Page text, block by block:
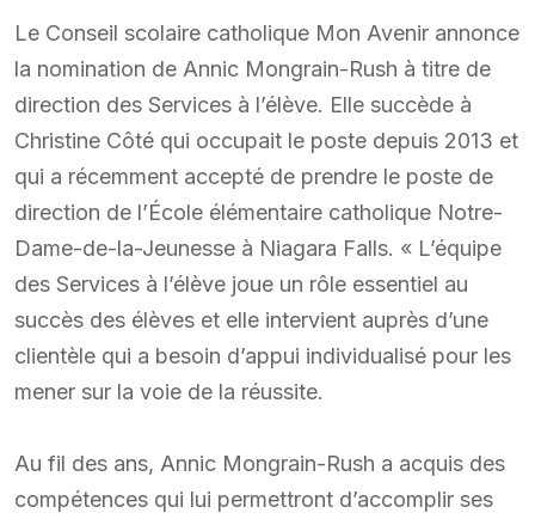
Le Conseil scolaire catholique Mon Avenir annonce
la nomination de Annic Mongrain-Rush à titre de
direction des Services à l’élève. Elle succède à
Christine Côté qui occupait le poste depuis 2013 et
qui a récemment accepté de prendre le poste de
direction de l’École élémentaire catholique Notre-
Dame-de-la-Jeunesse à Niagara Falls. « L’équipe
des Services à l’élève joue un rôle essentiel au
succès des élèves et elle intervient auprès d’une
clientèle qui a besoin d’appui individualisé pour les
mener sur la voie de la réussite.
Au fil des ans, Annic Mongrain-Rush a acquis des
compétences qui lui permettront d’accomplir ses